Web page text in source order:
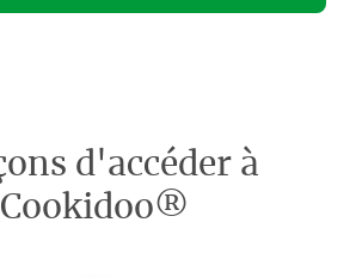
d'accéder à
Cookidoo®